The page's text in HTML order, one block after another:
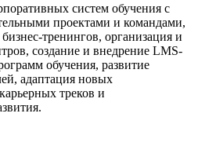
систем обучения с
проектами и командами,
тренингов, организация и
создание и внедрение LMS-
обучения, развитие
адаптация новых
треков и